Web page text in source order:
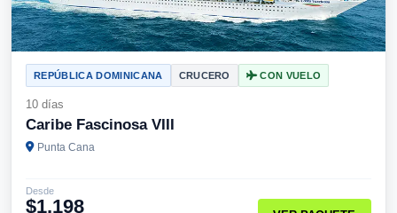
REPÚBLICA DOMINICANA CRUCERO CON VUELO
10 días
Caribe Fascinosa VIII
Punta Cana
Desde
$1,198